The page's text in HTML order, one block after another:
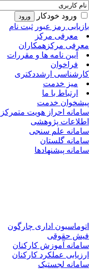
ورود خودکار
بازیابی رمز عبور ثبت نام
معرفی مرکز
معرفی مرکز همکاران
آیین نامه ها و مقررات
فراخوان
کارشناسی ارشددکتری
میز خدمت
ارتباط با ما
پیشخوان خدمت
سامانه احراز هویت متمرکز
اطلاعات پژوهشی
سامانه علم سنجی
سامانه گلستان
سامانه پیشنهادها
اتوماسیون اداری چارگون
فیش حقوقی
سامانه آموزش کارکنان
ارزیابی عملکرد کارکنان
سامانه لجستیک